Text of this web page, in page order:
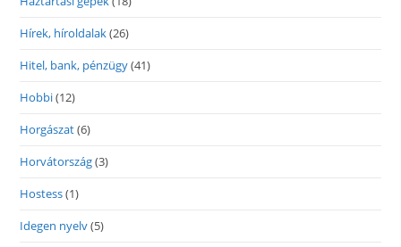
Hírek, híroldalak(26)
Hitel, bank, pénzügy(41)
Hobbi(12)
Horgászat(6)
Horvátország(3)
Hostess(1)
Idegen nyelv(5)